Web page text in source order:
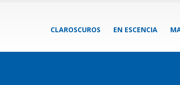
CLAROSCUROS EN ESCENCIA